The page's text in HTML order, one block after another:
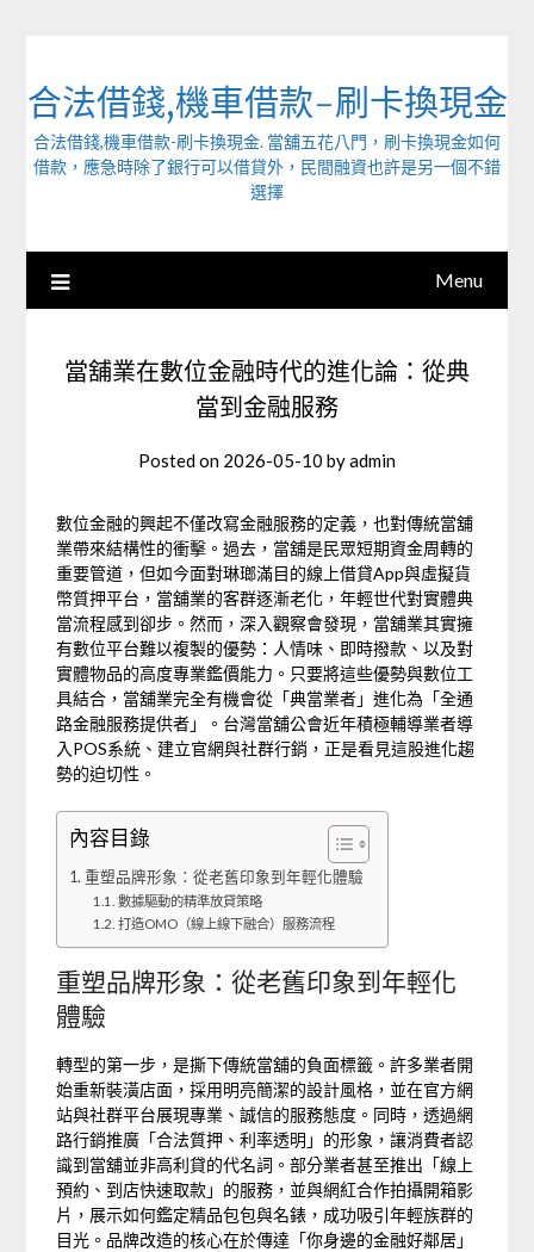
合法借錢,機車借款-刷卡換現金
合法借錢,機車借款-刷卡換現金. 當舖五花八門，刷卡換現金如何
借款，應急時除了銀行可以借貸外，民間融資也許是另一個不錯
選擇
Menu
當舖業在數位金融時代的進化論：從典
當到金融服務
Posted on 2026-05-10 byadmin
數位金融的興起不僅改寫金融服務的定義，也對傳統當舖
業帶來結構性的衝擊。過去，當舖是民眾短期資金周轉的
重要管道，但如今面對琳瑯滿目的線上借貸App與虛擬貨
幣質押平台，當舖業的客群逐漸老化，年輕世代對實體典
當流程感到卻步。然而，深入觀察會發現，當舖業其實擁
有數位平台難以複製的優勢：人情味、即時撥款、以及對
實體物品的高度專業鑑價能力。只要將這些優勢與數位工
具結合，當舖業完全有機會從「典當業者」進化為「全通
路金融服務提供者」。台灣當舖公會近年積極輔導業者導
入POS系統、建立官網與社群行銷，正是看見這股進化趨
勢的迫切性。
內容目錄
重塑品牌形象：從老舊印象到年輕化體驗
數據驅動的精準放貸策略
打造OMO（線上線下融合）服務流程
重塑品牌形象：從老舊印象到年輕化
體驗
轉型的第一步，是撕下傳統當舖的負面標籤。許多業者開
始重新裝潢店面，採用明亮簡潔的設計風格，並在官方網
站與社群平台展現專業、誠信的服務態度。同時，透過網
路行銷推廣「合法質押、利率透明」的形象，讓消費者認
識到當舖並非高利貸的代名詞。部分業者甚至推出「線上
預約、到店快速取款」的服務，並與網紅合作拍攝開箱影
片，展示如何鑑定精品包包與名錶，成功吸引年輕族群的
目光。品牌改造的核心在於傳達「你身邊的金融好鄰居」